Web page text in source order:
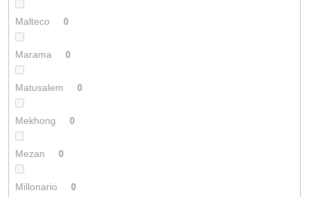
Malteco 0
Marama 0
Matusalem 0
Mekhong 0
Mezan 0
Millonario 0